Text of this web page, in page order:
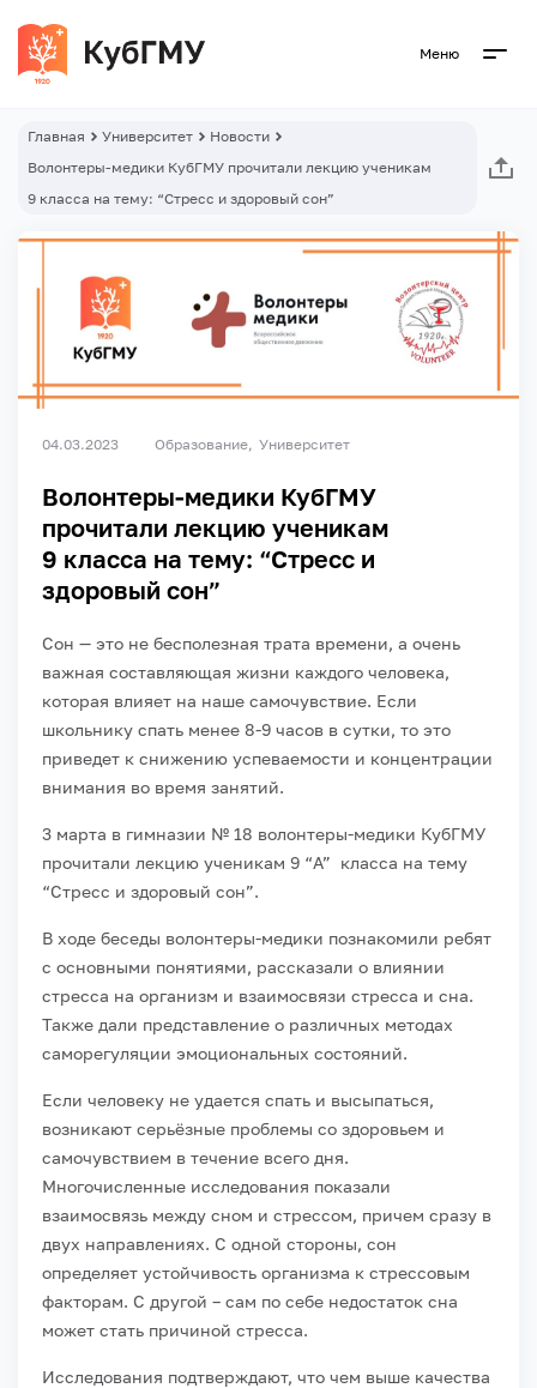
Меню
Главная Университет
Новости
Волонтеры-медики КубГМУ прочитали лекцию ученикам
9 класса на тему: “Стресс и здоровый сон”
04.03.2023 Образование Университет
Волонтеры-медики КубГМУ
прочитали лекцию ученикам
9 класса на тему: “Стресс и
здоровый сон”
Сон — это не бесполезная трата времени, а очень
важная составляющая жизни каждого человека,
которая влияет на наше самочувствие. Если
школьнику спать менее 8-9 часов в сутки, то это
приведет к снижению успеваемости и концентрации
внимания во время занятий.
3 марта в гимназии № 18 волонтеры-медики КубГМУ
прочитали лекцию ученикам 9 “А” класса на тему
“Стресс и здоровый сон”.
В ходе беседы волонтеры-медики познакомили ребят
с основными понятиями, рассказали о влиянии
стресса на организм и взаимосвязи стресса и сна.
Также дали представление о различных методах
саморегуляции эмоциональных состояний.
Если человеку не удается спать и высыпаться,
возникают серьёзные проблемы со здоровьем и
самочувствием в течение всего дня.
Многочисленные исследования показали
взаимосвязь между сном и стрессом, причем сразу в
двух направлениях. С одной стороны, сон
определяет устойчивость организма к стрессовым
факторам. С другой – сам по себе недостаток сна
может стать причиной стресса.
Исследования подтверждают, что чем выше качества